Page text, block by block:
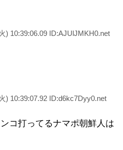
) 10:39:06.09 ID:AJUlJMKH0.net
) 10:39:07.92 ID:d6kc7Dyy0.net
コ打ってるナマポ朝鮮人は